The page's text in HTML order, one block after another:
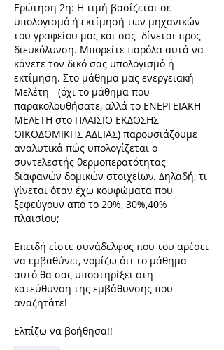
Ερώτηση 2η: Η τιμή βασίζεται σε
υπολογισμό ή εκτίμησή των μηχανικών
του γραφείου μας και σας  δίνεται προς
διευκόλυνση. Μπορείτε παρόλα αυτά να
κάνετε τον δικό σας υπολογισμό ή
εκτίμηση. Στο μάθημα μας ενεργειακή
Μελέτη - (όχι το μάθημα που
παρακολουθήσατε, αλλά το ΕΝΕΡΓΕΙΑΚΗ
ΜΕΛΕΤΗ στο ΠΛΑΙΣΙΟ ΕΚΔΟΣΗΣ
ΟΙΚΟΔΟΜΙΚΗΣ ΑΔΕΙΑΣ) παρουσιάζουμε
αναλυτικά πώς υπολογίζεται ο
συντελεστής θερμοπερατότητας
διαφανών δομικών στοιχείων. Δηλαδή, τι
γίνεται όταν έχω κουφώματα που
ξεφεύγουν από το 20%, 30%,40%
πλαισίου;
Επειδή είστε συνάδελφος που του αρέσει
να εμβαθύνει, νομίζω ότι το μάθημα
αυτό θα σας υποστηρίξει στη
κατεύθυνση της εμβάθυνσης που
αναζητάτε!
Ελπίζω να βοήθησα!!